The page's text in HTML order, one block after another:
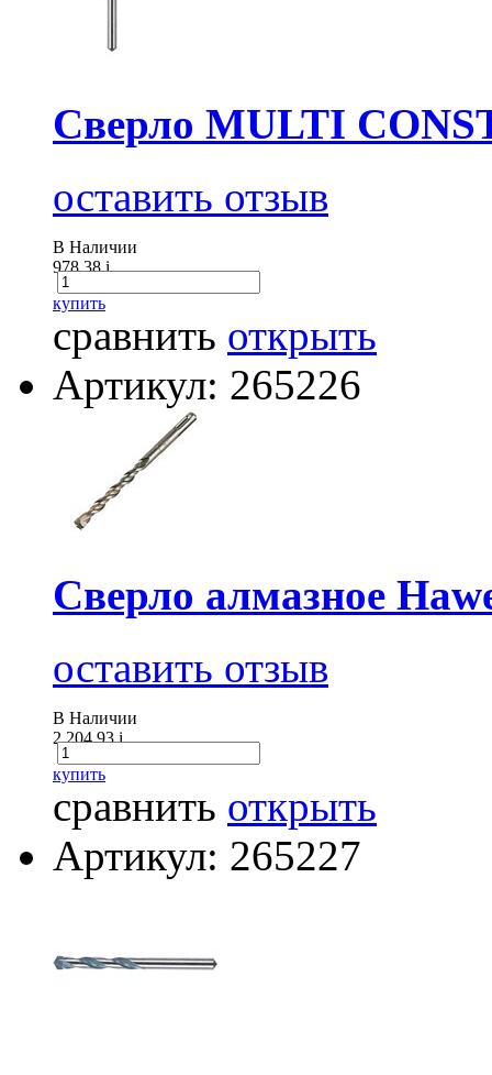
Сверло MULTI
оставить отзыв
В Наличии
978.38i
купить
сравнить открыть
Артикул: 265226
Сверло алмазное
оставить отзыв
В Наличии
2 204.93i
купить
сравнить открыть
Артикул: 265227